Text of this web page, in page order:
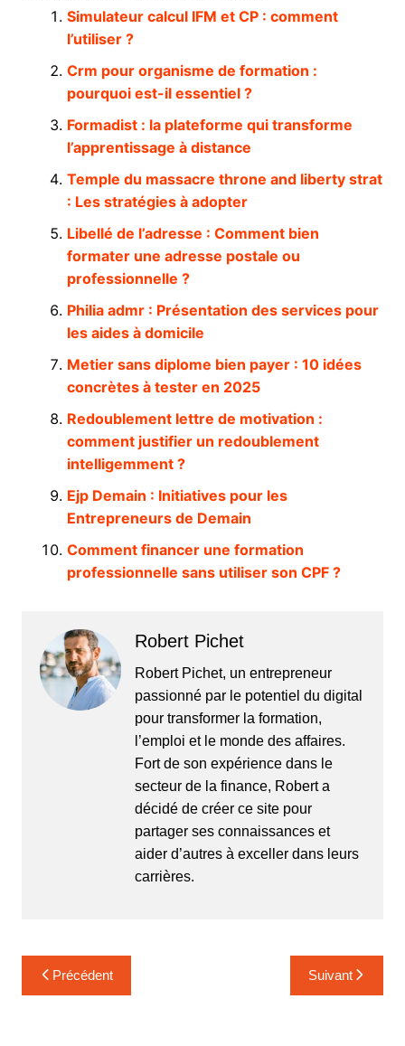
Simulateur calcul IFM et CP : comment
l’utiliser ?
Crm pour organisme de formation :
pourquoi est-il essentiel ?
Formadist : la plateforme qui transforme
l’apprentissage à distance
Temple du massacre throne and liberty strat
: Les stratégies à adopter
Libellé de l’adresse : Comment bien
formater une adresse postale ou
professionnelle ?
Philia admr : Présentation des services pour
les aides à domicile
Metier sans diplome bien payer : 10 idées
concrètes à tester en 2025
Redoublement lettre de motivation :
comment justifier un redoublement
intelligemment ?
Ejp Demain : Initiatives pour les
Entrepreneurs de Demain
Comment financer une formation
professionnelle sans utiliser son CPF ?
Robert Pichet
Robert Pichet, un entrepreneur
passionné par le potentiel du digital
pour transformer la formation,
l’emploi et le monde des affaires.
Fort de son expérience dans le
secteur de la finance, Robert a
décidé de créer ce site pour
partager ses connaissances et
aider d’autres à exceller dans leurs
carrières.
Navigation
de
Précédent Suivant